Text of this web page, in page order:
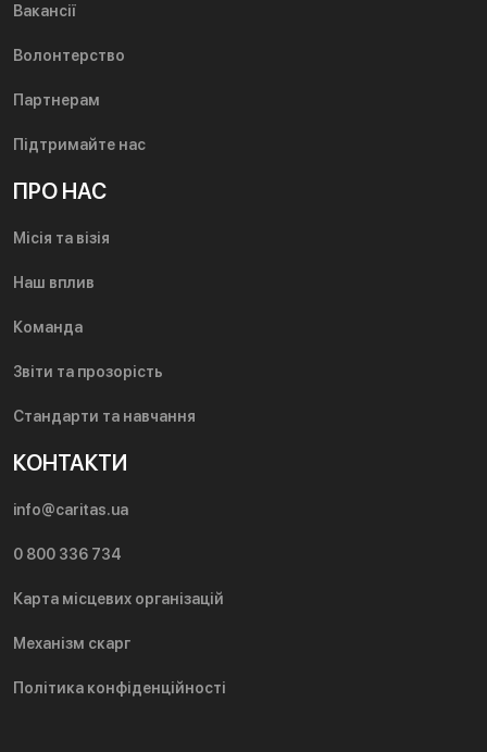
Вакансії
Волонтерство
Партнерам
Підтримайте нас
ПРО НАС
Місія та візія
Наш вплив
Команда
Звіти та прозорість
Стандарти та навчання
КОНТАКТИ
info@caritas.ua
0 800 336 734
Карта місцевих організацій
Механізм скарг
Політика конфіденційності